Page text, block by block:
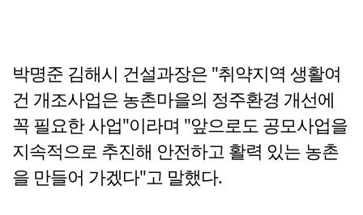
박명준 김해시 건설과장은 "취약지역 생활여
건 개조사업은 농촌마을의 정주환경 개선에
꼭 필요한 사업"이라며 "앞으로도 공모사업을
지속적으로 추진해 안전하고 활력 있는 농촌
을 만들어 가겠다"고 말했다.